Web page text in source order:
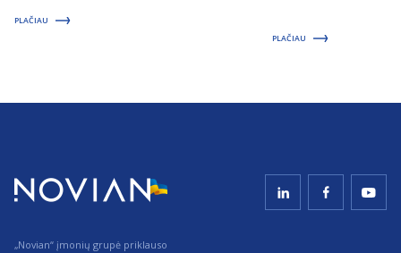
PLAČIAU
PLAČIAU
„Novian“ įmonių grupė priklauso